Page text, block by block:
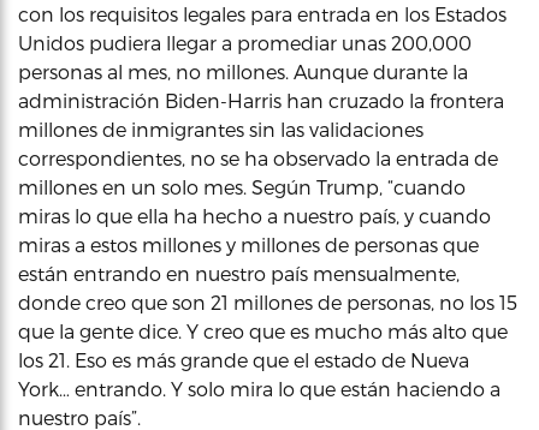
con los requisitos legales para entrada en los Estados
Unidos pudiera llegar a promediar unas 200,000
personas al mes, no millones. Aunque durante la
administración Biden-Harris han cruzado la frontera
millones de inmigrantes sin las validaciones
correspondientes, no se ha observado la entrada de
millones en un solo mes. Según Trump, “cuando
miras lo que ella ha hecho a nuestro país, y cuando
miras a estos millones y millones de personas que
están entrando en nuestro país mensualmente,
donde creo que son 21 millones de personas, no los 15
que la gente dice. Y creo que es mucho más alto que
los 21. Eso es más grande que el estado de Nueva
York… entrando. Y solo mira lo que están haciendo a
nuestro país”.